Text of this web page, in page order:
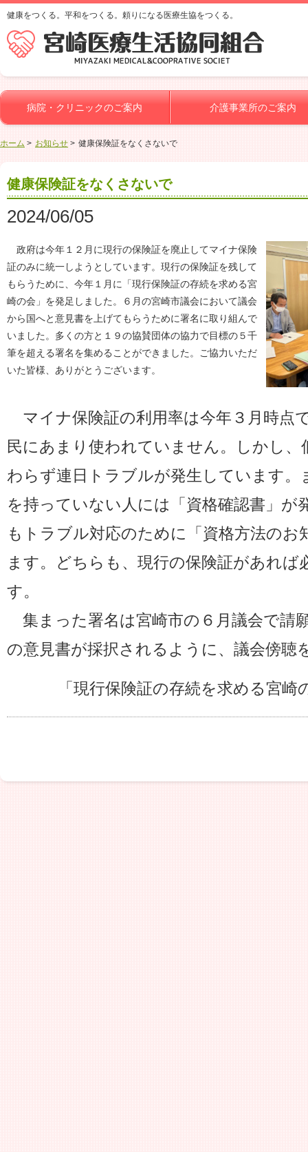
健康をつくる。平和をつくる。頼りになる医療生協をつくる。
病院・クリニックのご案内 介護事業所のご案内
ホーム お知らせ 健康保険証をなくさないで
健康保険証をなくさないで
2024/06/05
政府は今年１２月に現行の保険証を廃止してマイナ保険
証のみに統一しようとしています。現行の保険証を残して
もらうために、今年１月に「現行保険証の存続を求める宮
崎の会」を発足しました。６月の宮崎市議会において議会
から国へと意見書を上げてもらうために署名に取り組んで
いました。多くの方と１９の協賛団体の協力で目標の５千
筆を超える署名を集めることができました。ご協力いただ
いた皆様、ありがとうございます。
マイナ保険証の利用率は今年３月時点
民にあまり使われていません。しかし、
わらず連日トラブルが発生しています。
を持っていない人には「資格確認書」が
もトラブル対応のために「資格方法のお
ます。どちらも、現行の保険証があれば
す。
集まった署名は宮崎市の６月議会で請
の意見書が採択されるように、議会傍聴
「現行保険証の存続を求める宮